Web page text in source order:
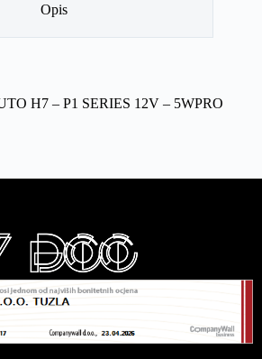
Opis
H7 – P1 SERIES 12V – 5WPRO